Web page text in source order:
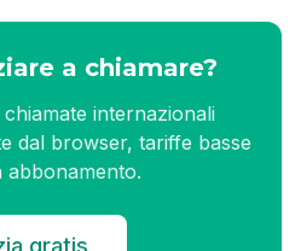
a chiamare?
internazionali
dal browser, tariffe basse
abbonamento.
gratis